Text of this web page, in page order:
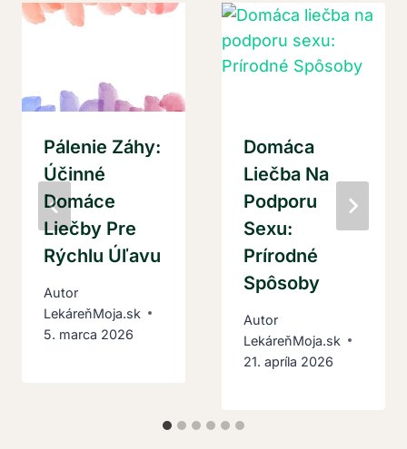
Pálenie Záhy:
Účinné
Domáce
Liečby Pre
Rýchlu Úľavu
Autor
LekáreňMoja.sk
5. marca 2026
Domáca
Liečba Na
Podporu
Sexu:
Prírodné
Spôsoby
Autor
LekáreňMoja.sk
21. apríla 2026